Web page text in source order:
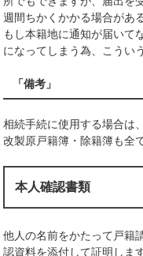
週間ちかくかかる場合があ
もし本籍地に通知が届いて
になってしまう為、こうい
「備考」
相続手続に使用する場合は
改製原戸籍簿・除籍簿も全
本人確認書類
他人の名前をかたって戸籍
認資料を添付して証明します